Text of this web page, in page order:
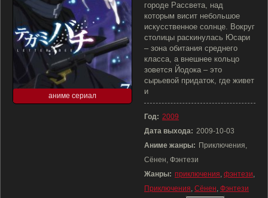
аниме сериал
городе Рассвета, над
которым висит небольшое
искусственное солнце. Вокруг
столицы раскинулась Юсари
– зона обитания среднего
класса, а внешнее кольцо
зовется Йодока – это
сырьевой придаток, где живет
и
Год: 2009
Дата выхода: 2009-10-03
Аниме жанры: Приключения,
Сёнен, Фэнтези
Жанры: приключения, фэнтези,
Приключения, Сёнен, Фэнтези